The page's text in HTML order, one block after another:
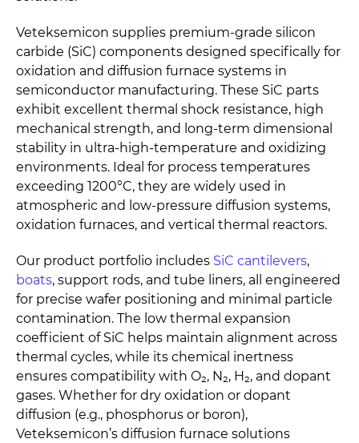
Veteksemicon supplies premium-grade silicon
carbide (SiC) components designed specifically for
oxidation and diffusion furnace systems in
semiconductor manufacturing. These SiC parts
exhibit excellent thermal shock resistance, high
mechanical strength, and long-term dimensional
stability in ultra-high-temperature and oxidizing
environments. Ideal for process temperatures
exceeding 1200°C, they are widely used in
atmospheric and low-pressure diffusion systems,
oxidation furnaces, and vertical thermal reactors.
Our product portfolio includes SiC cantilevers,
boats, support rods, and tube liners, all engineered
for precise wafer positioning and minimal particle
contamination. The low thermal expansion
coefficient of SiC helps maintain alignment across
thermal cycles, while its chemical inertness
ensures compatibility with O₂, N₂, H₂, and dopant
gases. Whether for dry oxidation or dopant
diffusion (e.g., phosphorus or boron),
Veteksemicon’s diffusion furnace solutions